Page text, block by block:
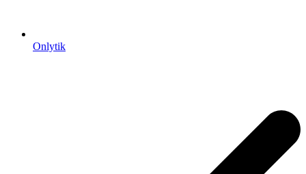
Onlytik